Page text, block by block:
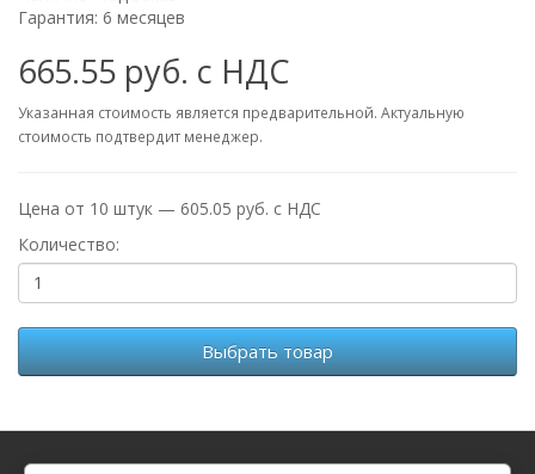
Гарантия: 6 месяцев
665.55 руб. с НДС
Указанная стоимость является предварительной. Актуальную
стоимость подтвердит менеджер.
Цена от 10 штук — 605.05 руб. с НДС
Количество:
Выбрать товар